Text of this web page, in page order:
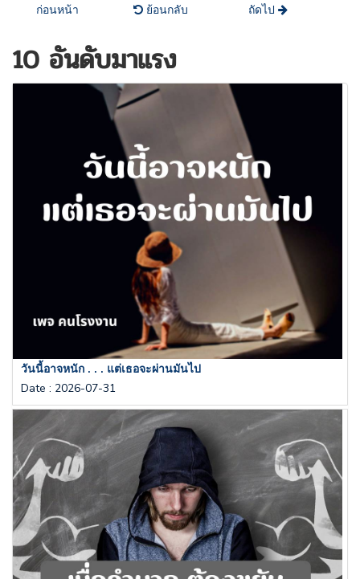
ก่อนหน้า ย้อนกลับ ถัดไป
10 อันดับมาแรง
วันนี้อาจหนัก . . . แต่เธอจะผ่านมันไป
Date : 2026-07-31